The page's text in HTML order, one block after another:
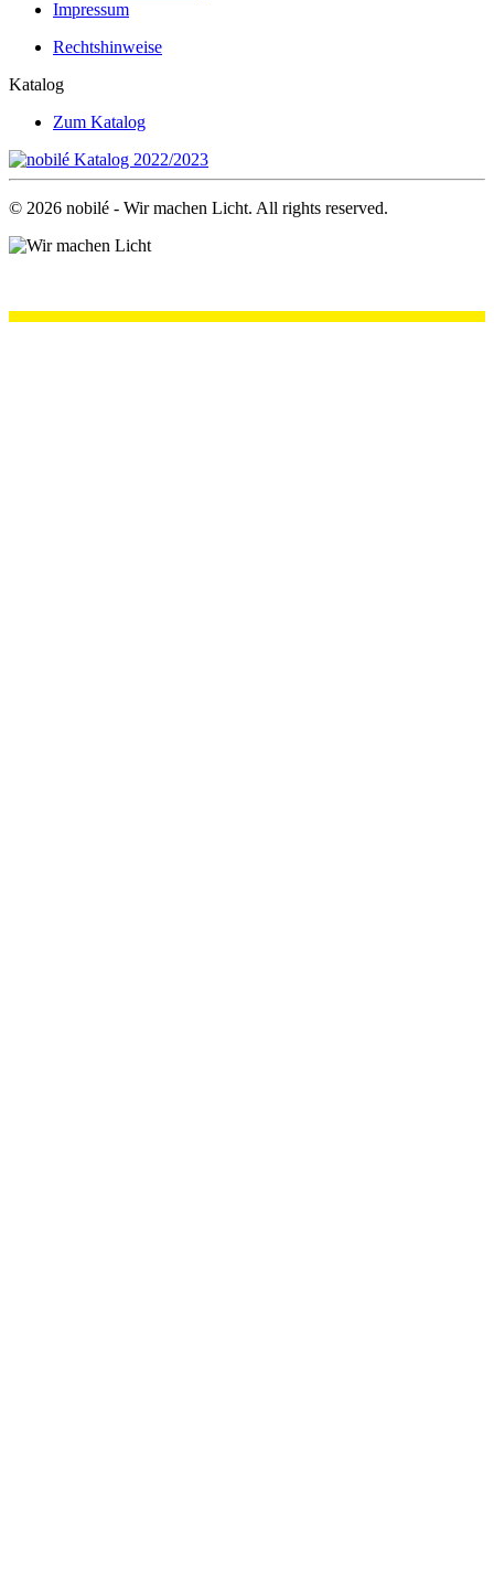
Impressum
Rechtshinweise
Katalog
Zum Katalog
© 2026 nobilé - Wir machen Licht. All rights reserved.